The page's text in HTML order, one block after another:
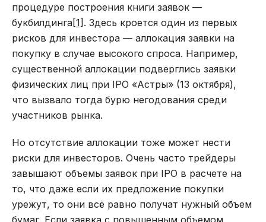
процедуре построения книги заявок —
букбилдинга[1] . Здесь кроется один из первых
рисков для инвестора — аллокация заявки на
покупку в случае высокого спроса. Например,
существенной аллокации подверглись заявки
физических лиц при IPO «Астры» (13 октября),
что вызвало тогда бурю негодования среди
участников рынка.
Но отсутствие аллокации тоже может нести
риски для инвесторов. Очень часто трейдеры
завышают объемы заявок при IPO в расчете на
то, что даже если их предложение покупки
урежут, то они всё равно получат нужный объем
бумаг. Если заявка с повышенным объемом